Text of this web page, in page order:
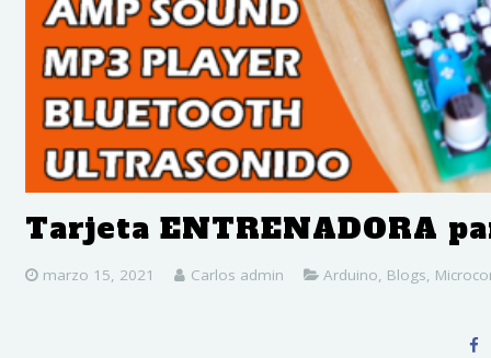
Tarjeta ENTRENADORA
marzo 15, 2021 Carlos admin Arduino Blogs